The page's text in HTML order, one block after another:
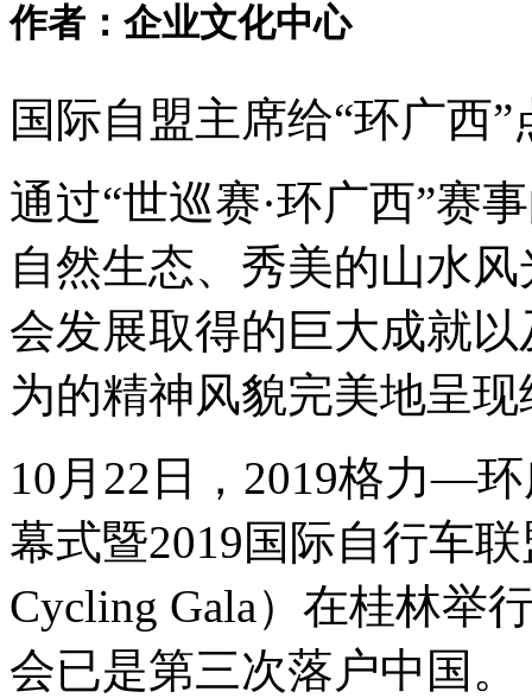
作者：企业文化中心
国际自盟主席给“环广西”
通过“世巡赛·环广西”赛
自然生态、秀美的山水
会发展取得的巨大成就
为的精神风貌完美地呈
10月22日，2019格力—
幕式暨2019国际自行车
Cycling Gala）在桂林举
会已是第三次落户中国。